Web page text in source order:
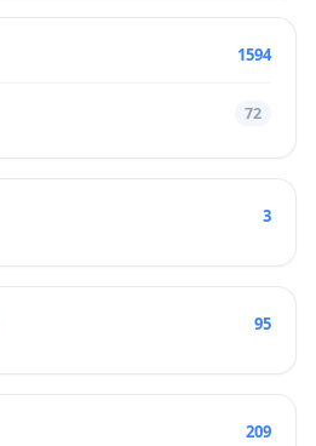
1594
72
3
95
209